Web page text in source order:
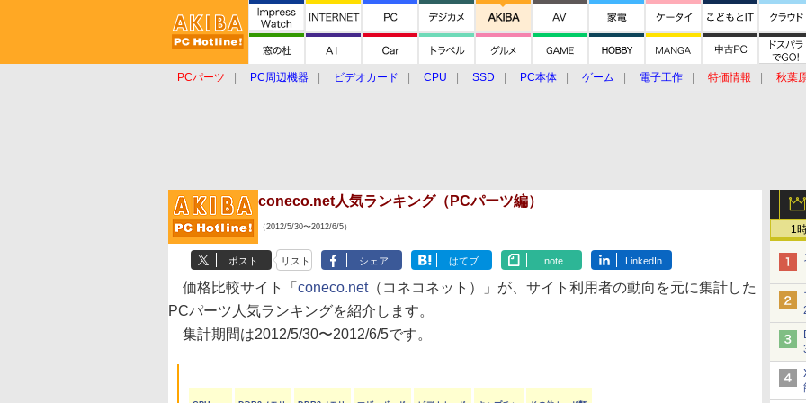
PCパーツ PC周辺機器 ビデオカード CPU SSD PC本体 ゲーム 電子工作 特価情報
秋葉
1
coneco.net人気ランキング（PCパーツ編）
（2012/5/30〜2012/6/5）
ポスト リスト シェア はてブ note LinkedIn
価格比較サイト「 coneco.net（コネコネット）」が、サイト利用者の動向を元に集計した
PCパーツ人気ランキングを紹介します。
集計期間は2012/5/30〜2012/6/5です。